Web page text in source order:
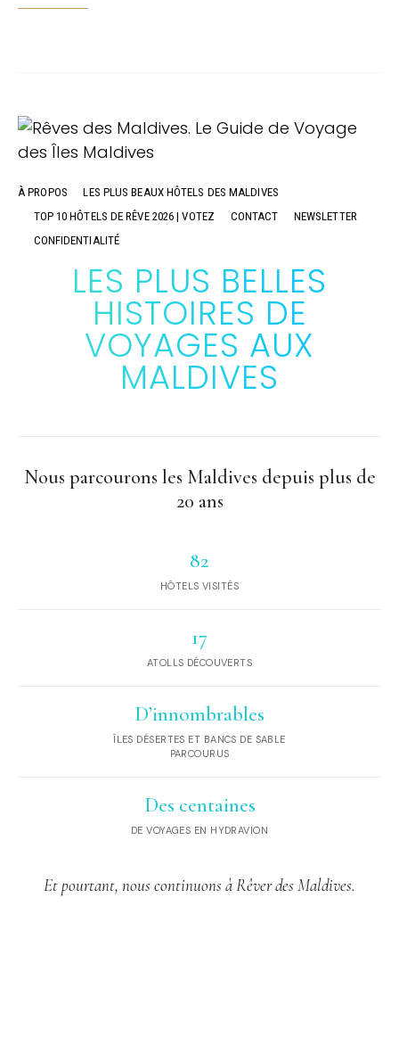
À PROPOS
LES PLUS BEAUX HÔTELS DES MALDIVES
TOP 10 HÔTELS DE RÊVE 2026 | VOTEZ
CONTACT
NEWSLETTER
CONFIDENTIALITÉ
LES PLUS BELLES
HISTOIRES DE
VOYAGES AUX
MALDIVES
Nous parcourons les Maldives depuis plus de
20 ans
82
HÔTELS VISITÉS
17
ATOLLS DÉCOUVERTS
D’innombrables
ÎLES DÉSERTES ET BANCS DE SABLE
PARCOURUS
Des centaines
DE VOYAGES EN HYDRAVION
Et pourtant, nous continuons à Rêver des Maldives.